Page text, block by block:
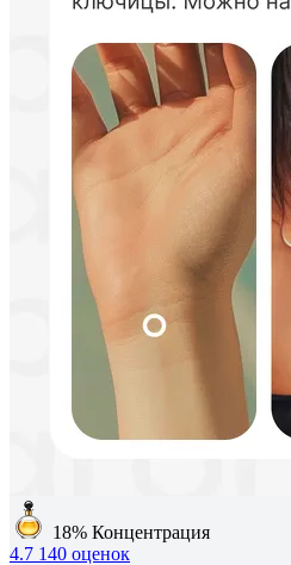
18% Концентрация
4.7 140 оценок